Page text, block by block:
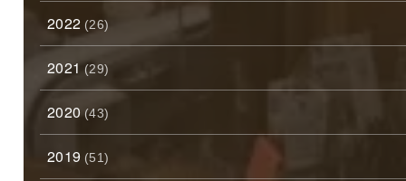
2022 (26)
2021 (29)
2020 (43)
2019 (51)